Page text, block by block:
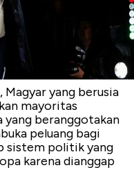
Magyar yang berusia
mayoritas
yang beranggotakan
peluang bagi
sistem politik yang
karena dianggap